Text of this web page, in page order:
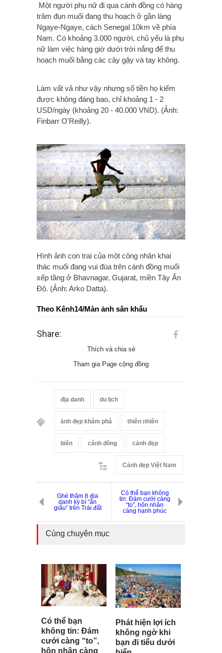
Một người phụ nữ đi qua cánh đồng có hàng
trăm đụn muối đang thu hoạch ở gần làng
Ngaye-Ngaye, cách Senegal 10km về phía
Nam. Có khoảng 3.000 người, chủ yếu là phụ
nữ làm việc hàng giờ dưới trời nắng để thu
hoạch muối bằng các cây gậy và tay không.
Làm vất vả như vậy nhưng số tiền họ kiếm
được không đáng bao, chỉ khoảng 1 - 2
USD/ngày (khoảng 20 - 40.000 VND). (Ảnh:
Finbarr O'Reilly).
Hình ảnh con trai của một công nhân khai
thác muối đang vui đùa trên cánh đồng muối
xếp tầng ở Bhavnagar, Gujarat, miền Tây Ấn
Độ. (Ảnh: Arko Datta).
Theo Kênh14/Màn ảnh sân khấu
Share:
Thích và chia sẻ
Tham gia Page cộng đồng
địa danh du lịch
ảnh đẹp khám phá thiên nhiên
biển cánh đồng cảnh đẹp
Cảnh đẹp Việt Nam
Ghé thăm 8 địa
danh kỳ bí “ẩn
giấu” trên Trái đất
Có thể bạn không
tin: Đám cưới càng
“to”, hôn nhân
càng hạnh phúc
Cùng chuyên mục
Có thể bạn
không tin: Đám
cưới càng “to”,
hôn nhân càng
Phát hiện lợi ích
không ngờ khi
bạn đi tiểu dưới